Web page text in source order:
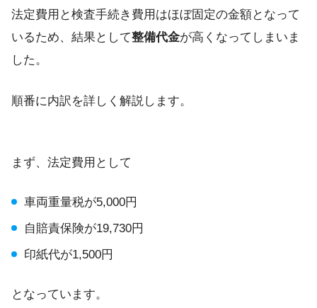
法定費用と検査手続き費用はほぼ固定の金額となって
いるため、結果として整備代金が高くなってしまいま
した。
順番に内訳を詳しく解説します。
まず、法定費用として
車両重量税が5,000円
自賠責保険が19,730円
印紙代が1,500円
となっています。